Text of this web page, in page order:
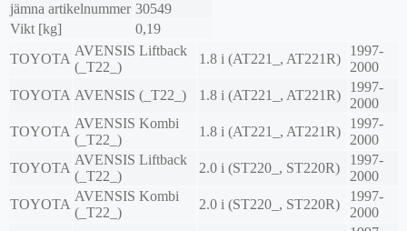
jämna artikelnummer 30549
Vikt [kg]
0,19
TOYOTA
AVENSIS Liftback
(_T22_)
1.8 i (AT221_, AT221R)
1997-
2000
TOYOTA AVENSIS (_T22_) 1.8 i (AT221_, AT221R)
1997-
2000
TOYOTA
AVENSIS Kombi
(_T22_)
1.8 i (AT221_, AT221R)
1997-
2000
TOYOTA
AVENSIS Liftback
(_T22_)
2.0 i (ST220_, ST220R)
1997-
2000
TOYOTA
AVENSIS Kombi
(_T22_)
2.0 i (ST220_, ST220R)
1997-
2000